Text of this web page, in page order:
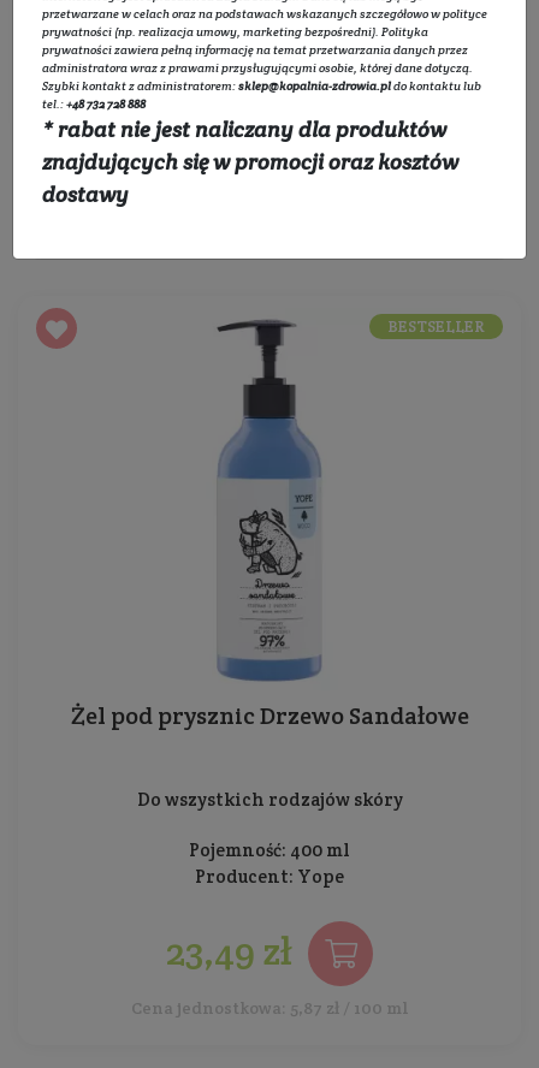
Rozwiń listę
Filtruj
Żel pod prysznic Drzewo Sandałowe
Do wszystkich rodzajów skóry
Pojemność: 400 ml
Producent: Yope
23,49 zł
Cena jednostkowa: 5,87 zł / 100 ml
BESTSELLER
przetwarzane w celach oraz na podstawach wskazanych szczegółowo wpolityce
prywatności (np. realizacja umowy, marketing bezpośredni). Polityka
prywatnościzawiera pełną informację na temat przetwarzania danych przez
administratora wraz z prawami przysługującymi osobie, której dane dotyczą.
Szybki kontakt z administratorem:sklep@kopalnia-zdrowia.pldo kontaktu lub
tel.:+48 732 728 888
* rabat nie jest naliczany dla produktów
znajdujących się w promocji oraz kosztów
dostawy